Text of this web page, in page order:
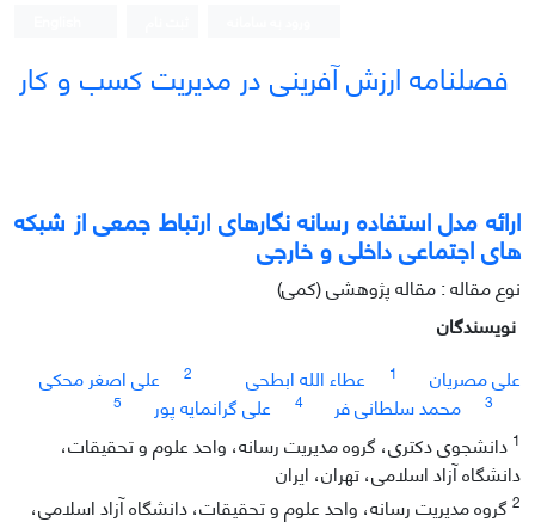
فصلنامه ارزش آفرینی در مدیریت کسب و کار
ارائه مدل استفاده رسانه نگارهای ارتباط جمعی از شبکه
های اجتماعی داخلی و خارجی
نوع مقاله : مقاله پژوهشی (کمی)
نویسندگان
علی مصریان
1 عطاء الله ابطحی 2 علی اصغر محکی
3 محمد سلطانی فر 4 علی گرانمایه پور
5
1 دانشجوی دکتری، گروه مدیریت رسانه، واحد علوم و تحقیقات،
دانشگاه آزاد اسلامی، تهران، ایران
2 گروه مدیریت رسانه، واحد علوم و تحقیقات، دانشگاه آزاد اسلامی،